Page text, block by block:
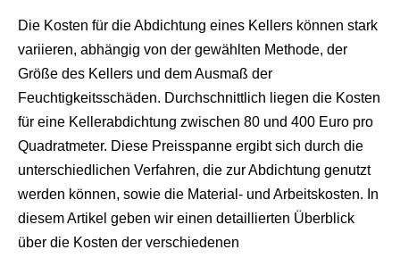
Die Kosten für die Abdichtung eines Kellers können stark
variieren, abhängig von der gewählten Methode, der
Größe des Kellers und dem Ausmaß der
Feuchtigkeitsschäden. Durchschnittlich liegen die Kosten
für eine Kellerabdichtung zwischen 80 und 400 Euro pro
Quadratmeter. Diese Preisspanne ergibt sich durch die
unterschiedlichen Verfahren, die zur Abdichtung genutzt
werden können, sowie die Material- und Arbeitskosten. In
diesem Artikel geben wir einen detaillierten Überblick
über die Kosten der verschiedenen